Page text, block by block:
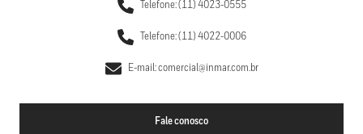
Telefone: (11) 4023-0555
Telefone: (11) 4022-0006
E-mail: comercial@inmar.com.br
Fale conosco